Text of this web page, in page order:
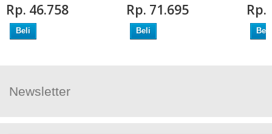
Rp‎. 46.758
Beli
Rp‎. 71.695
Beli
Rp‎.
Beli
Newsletter